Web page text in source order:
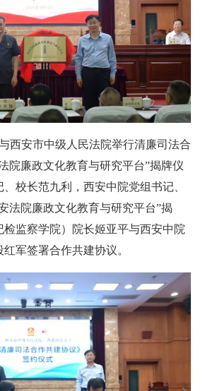
西安市中级人民法院举行清廉司法合
院廉政文化教育与研究平台”揭牌仪
、校长范九利，西安中院党组书记、
法院廉政文化教育与研究平台”揭
检监察学院）
院长姬亚平与西安中院
军签署合作共建协议。